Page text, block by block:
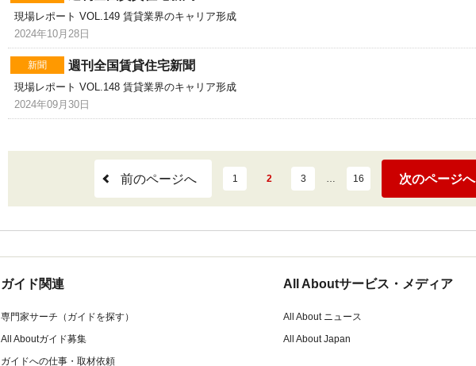
現場レポート VOL.149 賃貸業界のキャリア形成
2024年10月28日
新聞 週刊全国賃貸住宅新聞
現場レポート VOL.148 賃貸業界のキャリア形成
2024年09月30日
前のページへ 1 2 3 … 16 次のページへ
ガイド関連
専門家サーチ（ガイドを探す）
All Aboutガイド募集
ガイドへの仕事・取材依頼
All Aboutサービス・メディア
All About ニュース
All About Japan